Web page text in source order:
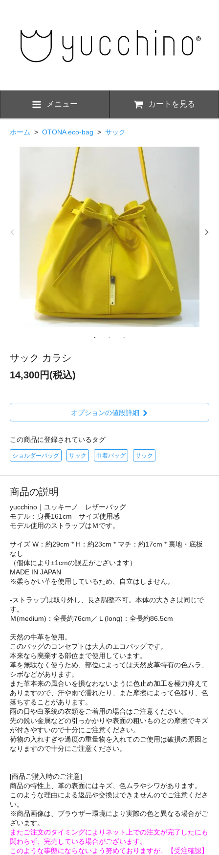
メニュー カートを見る
ホーム > OTONA eco-bag > サック
サック カラシ
14,300円(税込)
オプションの値段詳細
この商品に登録されているタグ
ショルダーバッグ サック 巾着バッグ サック
商品の説明
yucchino｜ユッキーノ レザーバッグ
モデル：身長161cm サイズ使用感
モデル使用のストラップはＭです。
サイズ W：約29cm * H：約23cm * マチ：約17cm * 裏地・底板
なし
（個体により±1cmの誤差がございます）
MADE IN JAPAN
※柔らかい革を使用しているため、自立はしません。
-ストラップは取り外し、長さ調整不可。本体の大きさは同じで
す。
Ｍ(medium)：全長約76cm／Ｌ(long)：全長約86.5cm
天然の牛革を使用。
このバッグのコンセプトは大人のエコバッグです。
本来なら廃棄する部位まで使用しています。
革を無駄なく使うため、部位によっては天然皮革特有の色ムラ、
シボなどがあります。
また革本来の風合いを損なわないように色止め加工を極力抑えて
ありますので、汗や雨で濡れたり、また摩擦によって色移り、色
落ちすることがあります。
雨の日や白系統の衣類をご着用の場合はご注意ください。
先の鋭い金属などの引っかかりや表面の粗いものとの摩擦でキズ
が付きやすいので十分にご注意ください。
荷物の入れすぎや過度の重量物を入れてのご使用は破損の原因と
なりますので十分にご注意ください。
[商品ご購入時のご注意]
商品の特性上、革の表面にはキズ、色ムラやシワがあります。
このような理由による返品や交換はできませんのでご注意くださ
い。
※商品画像は、ブラウザー環境により実際の色と異なる場合がご
ざいます。
またご注文のタイミングによりネット上での注文が完了したにも
関わらず、完売している場合がございます。
このような事態にならないよう努めておりますが、【受注確認】